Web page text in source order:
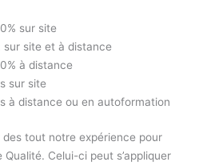
sur site
site et à distance
à distance
sur site
à distance ou en autoformation
tout notre expérience pour
Celui-ci peut s’appliquer